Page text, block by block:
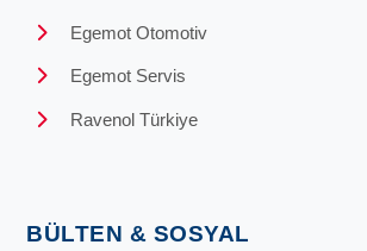
Egemot Otomotiv
Egemot Servis
Ravenol Türkiye
BÜLTEN & SOSYAL